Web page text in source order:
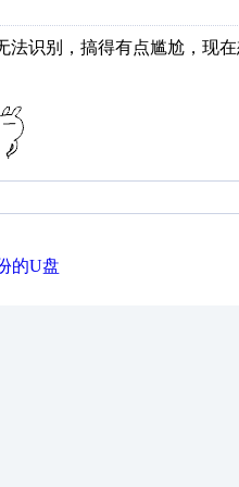
识别，搞得有点尴尬，现
的U盘